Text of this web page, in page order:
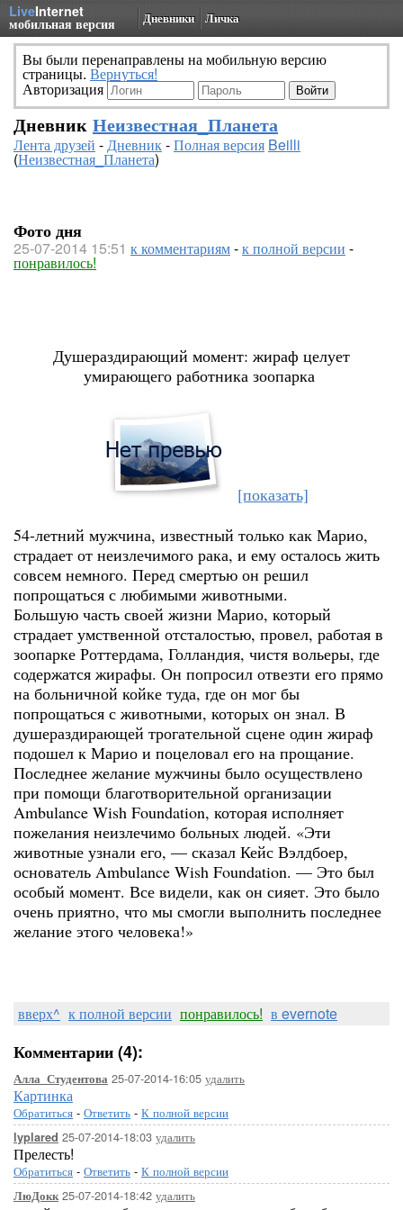
LiveInternet
мобильная версия Дневники Личка
Вы были перенаправлены на мобильную версию
страницы. Вернуться!
Авторизация
Дневник Неизвестная_Планета
Лента друзей -Дневник-Полная версия Beilli
(Неизвестная_Планета)
Фото дня
25-07-2014 15:51 к комментариям-к полной версии -
понравилось!
Душераздирающий момент: жираф целует
умирающего работника зоопарка
[показать]
54-летний мужчина, известный только как Марио,
страдает от неизлечимого рака, и ему осталось жить
совсем немного. Перед смертью он решил
попрощаться с любимыми животными.
Большую часть своей жизни Марио, который
страдает умственной отсталостью, провел, работая в
зоопарке Роттердама, Голландия, чистя вольеры, где
содержатся жирафы. Он попросил отвезти его прямо
на больничной койке туда, где он мог бы
попрощаться с животными, которых он знал. В
душераздирающей трогательной сцене один жираф
подошел к Марио и поцеловал его на прощание.
Последнее желание мужчины было осуществлено
при помощи благотворительной организации
Ambulance Wish Foundation, которая исполняет
пожелания неизлечимо больных людей. «Эти
животные узнали его, — сказал Кейс Вэлдбоер,
основатель Ambulance Wish Foundation. — Это был
особый момент. Все видели, как он сияет. Это было
очень приятно, что мы смогли выполнить последнее
желание этого человека!»
вверх^ к полной версии понравилось! в evernote
Комментарии (4):
Алла_Студентова 25-07-2014-16:05 удалить
Картинка
Обратиться - Ответить - К полной версии
lyplared 25-07-2014-18:03 удалить
Прелесть!
Обратиться - Ответить - К полной версии
ЛюДокк25-07-2014-18:42 удалить